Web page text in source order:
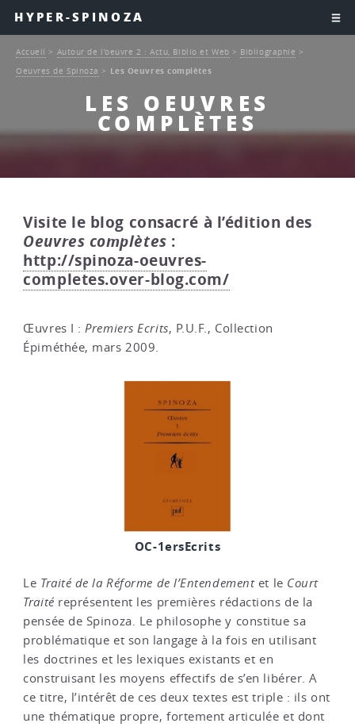
HYPER-SPINOZA
LES OEUVRES
COMPLÈTES
Accueil > Autour de l’oeuvre 2 : Actu, Biblio et Web > Bibliographie >
Oeuvres de Spinoza > Les Oeuvres complètes
Visite le blog consacré à l’édition des
Oeuvres complètes :
http://spinoza-oeuvres-
completes.over-blog.com/
Œuvres I :Premiers Ecrits, P.U.F., Collection
Épiméthée, mars 2009.
OC-1ersEcrits
Le Traité de la Réforme de l’Entendementet le Court
Traitéreprésentent les premières rédactions de la
pensée de Spinoza. Le philosophe y constitue sa
problématique et son langage à la fois en utilisant
les doctrines et les lexiques existants et en
construisant les moyens effectifs de s’en libérer. A
ce titre, l’intérêt de ces deux textes est triple : ils ont
une thématique propre, fortement articulée et dont